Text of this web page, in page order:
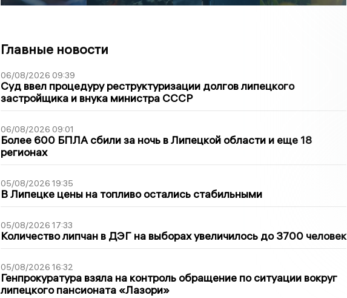
Главные новости
06/08/2026 09:39
Суд ввел процедуру реструктуризации долгов липецкого
застройщика и внука министра СССР
06/08/2026 09:01
Более 600 БПЛА сбили за ночь в Липецкой области и еще 18
регионах
05/08/2026 19:35
В Липецке цены на топливо остались стабильными
05/08/2026 17:33
Количество липчан в ДЭГ на выборах увеличилось до 3700 человек
05/08/2026 16:32
Генпрокуратура взяла на контроль обращение по ситуации вокруг
липецкого пансионата «Лазори»